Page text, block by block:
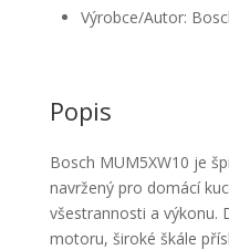
Výrobce/Autor:
Popis
Bosch MUM5XW10 je
navržený pro domácí
všestrannosti a výkonu.
motoru, široké škále